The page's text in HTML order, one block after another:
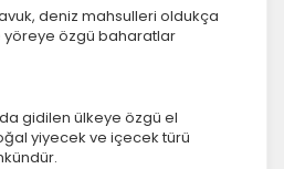
deniz mahsulleri oldukça
yöreye özgü baharatlar
gidilen ülkeye özgü el
yiyecek ve içecek türü